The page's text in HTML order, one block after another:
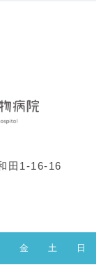
田1-16-16
金 土 日